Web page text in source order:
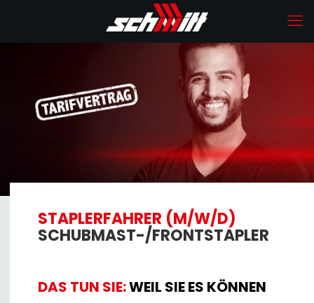
STAPLERFAHRER (M/W/D)
SCHUBMAST-/FRONTSTAPLER
DAS TUN SIE:WEIL SIE ES KÖNNEN